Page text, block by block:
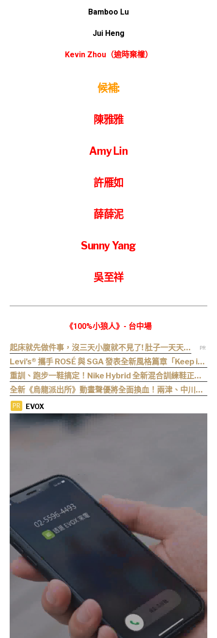
Bamboo Lu
Jui Heng
Kevin Zhou（逾時棄權）
候補:
陳雅雅
Amy Lin
許雁如
薛薛泥
Sunny Yang
吳至祥
《100%小狼人》- 台中場
起床就先做件事，沒三天小腹就不見了! 肚子一天天變
小！
Levi’s® 攜手 ROSÉ 與 SGA 發表全新風格篇章「Keep it
Loose」，全新寬版丹寧登場！
重訓、跑步一鞋搞定！Nike Hybrid 全新混合訓練鞋正式
登場
全新《烏龍派出所》動畫聲優將全面換血！兩津、中川、
麗子、大原所長新卡司 9 月 5 日揭曉
PR EVOX